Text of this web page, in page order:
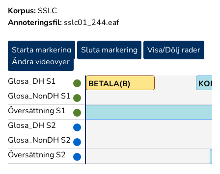
Korpus:SSLC
Annoteringsfil: sslc01_244.eaf
Starta markering Sluta markering
Visa/Dölj rader
Ändra videovyer
Glosa_DH S1
Glosa_NonDH S1
Översättning S1
Glosa_DH S2
Glosa_NonDH S2
Översättning S2
BETALA(B)